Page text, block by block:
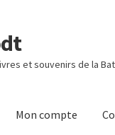
et souvenirs de la
Mon compte